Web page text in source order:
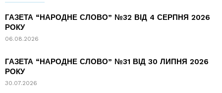
ГАЗЕТА “НАРОДНЕ СЛОВО” №32 ВІД 4 СЕРПНЯ 2026
РОКУ
06.08.2026
ГАЗЕТА “НАРОДНЕ СЛОВО” №31 ВІД 30 ЛИПНЯ 2026
РОКУ
30.07.2026